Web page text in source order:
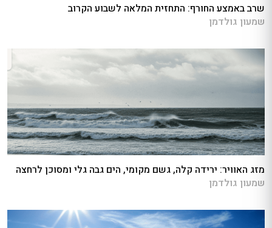
שרב באמצע החורף: התחזית המלאה לשבוע הקרוב
שמעון גולדמן
מזג האוויר: ירידה קלה, גשם מקומי, הים גבה גלי ומסוכן לרחצה
שמעון גולדמן